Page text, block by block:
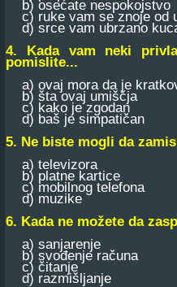
b) osećate nespokojstvo
c) ruke vam se znoje od
d) srce vam ubrzano
4. Kada vam neki
pomislite...
a) ovaj mora da je
b) šta ovaj umiščja
c) kako je zgodan
d) baš je simpatičan
5. Ne biste mogli da
a) televizora
b) platne kartice
c) mobilnog telefona
d) muzike
6. Kada ne možete da
a) sanjarenje
b) svođenje računa
c) čitanje
d) razmišljanje